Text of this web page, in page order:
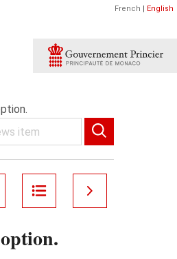
French | English